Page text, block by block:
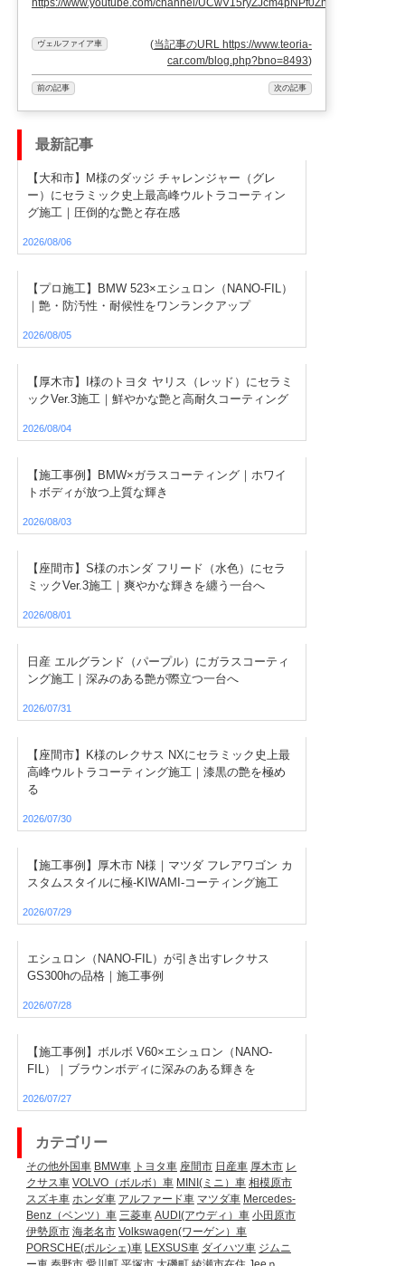
ヴェルファイア車 (当記事のURL https://www.teoria-
car.com/blog.php?bno=8493)
前の記事 次の記事
最新記事
【大和市】M様のダッジ チャレンジャー（グレ
ー）にセラミック史上最高峰ウルトラコーティン
グ施工｜圧倒的な艶と存在感
2026/08/06
【プロ施工】BMW 523×エシュロン（NANO-FIL）
｜艶・防汚性・耐候性をワンランクアップ
2026/08/05
【厚木市】I様のトヨタ ヤリス（レッド）にセラミ
ックVer.3施工｜鮮やかな艶と高耐久コーティング
2026/08/04
【施工事例】BMW×ガラスコーティング｜ホワイ
トボディが放つ上質な輝き
2026/08/03
【座間市】S様のホンダ フリード（水色）にセラ
ミックVer.3施工｜爽やかな輝きを纏う一台へ
2026/08/01
日産 エルグランド（パープル）にガラスコーティ
ング施工｜深みのある艶が際立つ一台へ
2026/07/31
【座間市】K様のレクサス NXにセラミック史上最
高峰ウルトラコーティング施工｜漆黒の艶を極め
る
2026/07/30
【施工事例】厚木市 N様｜マツダ フレアワゴン カ
スタムスタイルに極-KIWAMI-コーティング施工
2026/07/29
エシュロン（NANO-FIL）が引き出すレクサス
GS300hの品格｜施工事例
2026/07/28
【施工事例】ボルボ V60×エシュロン（NANO-
FIL）｜ブラウンボディに深みのある輝きを
2026/07/27
カテゴリー
その他外国車 BMW車 トヨタ車 座間市 日産車 厚木市 レ
クサス車 VOLVO（ボルボ）車 MINI(ミニ）車 相模原市
スズキ車 ホンダ車 アルファード車 マツダ車 Mercedes-
Benz（ベンツ）車 三菱車 AUDI(アウディ）車 小田原市
伊勢原市 海老名市 Volkswagen(ワーゲン）車
PORSCHE(ポルシェ)車 LEXSUS車 ダイハツ車 ジムニ